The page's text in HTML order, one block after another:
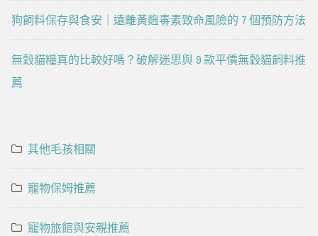
狗飼料保存與食安｜遠離黃麴毒素致命風險的 7 個預防方法
無穀貓糧真的比較好嗎？破解迷思與 9 款平價無穀貓飼料推
薦
其他毛孩相關
寵物保姆推薦
寵物旅館與安親推薦